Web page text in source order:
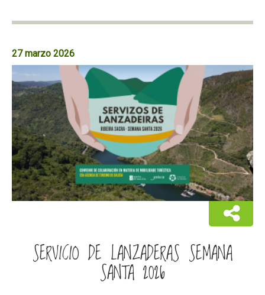
27 marzo 2026
SERVICIO DE LANZADERAS SEMANA
SANTA 2026